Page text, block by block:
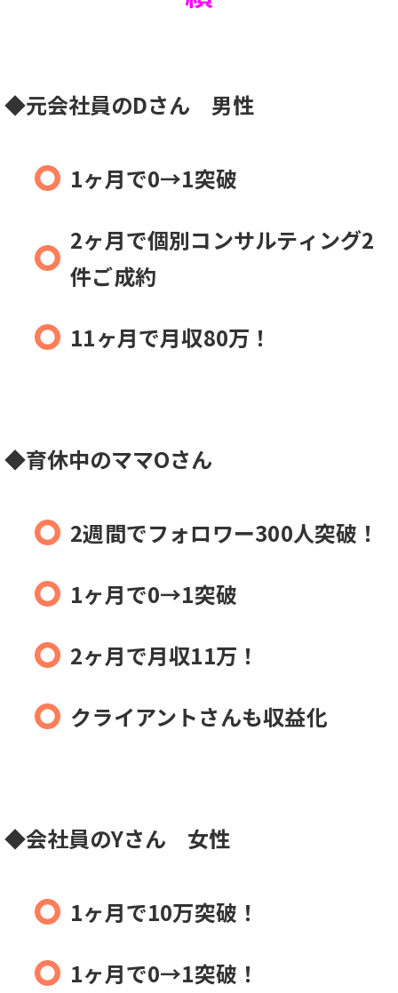
◆元会社員のDさん 男性
1ヶ月で0→1突破
2ヶ月で個別コンサルティング2
件ご成約
11ヶ月で月収80万！
◆育休中のママOさん
2週間でフォロワー300人突破！
1ヶ月で0→1突破
2ヶ月で月収11万！
クライアントさんも収益化
◆会社員のYさん 女性
1ヶ月で10万突破！
1ヶ月で0→1突破！